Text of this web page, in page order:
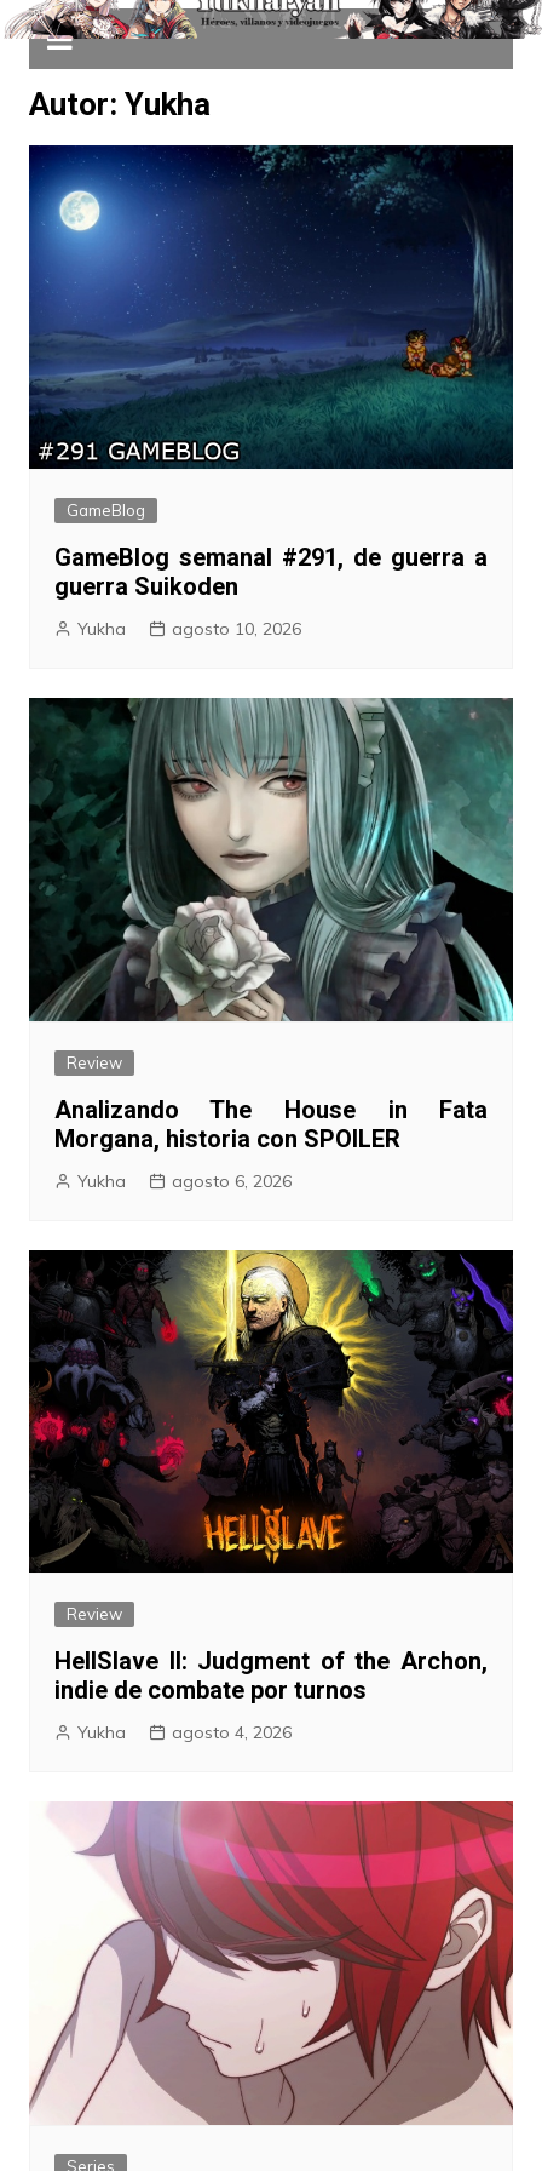
Autor: Yukha
GameBlog
GameBlog semanal #291, de guerra a
guerra Suikoden
Yukha agosto 10, 2026
Review
Analizando The House in Fata
Morgana, historia con SPOILER
Yukha agosto 6, 2026
Review
HellSlave II: Judgment of the Archon,
indie de combate por turnos
Yukha agosto 4, 2026
Series